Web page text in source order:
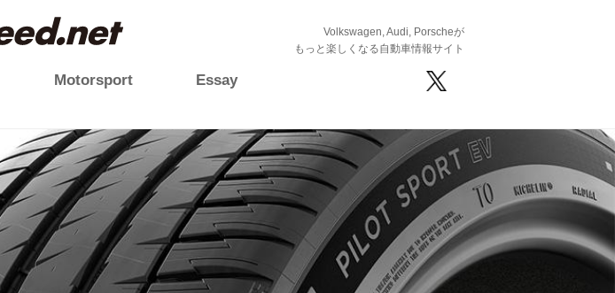
Volkswagen, Audi, Porscheが
もっと楽しくなる自動車情報サイト
Motorsport Essay